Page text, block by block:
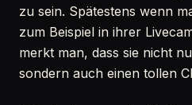
zu sein. Spätestens wenn
zum Beispiel in ihrer
merkt man, dass sie nicht
sondern auch einen tollen